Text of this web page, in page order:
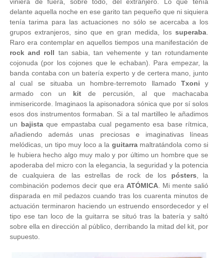
viniera de fuera, sobre todo, del extranjero. Lo que tenía
delante aquella noche en ese garito tan pequeño que ni siquiera
tenía tarima para las actuaciones no sólo se acercaba a los
grupos extranjeros, sino que en gran medida, los superaba.
Raro era contemplar en aquellos tiempos una manifestación de
rock and roll tan sabia, tan vehemente y tan rotundamente
cojonuda (por los cojones que le echaban). Para empezar, la
banda contaba con un batería experto y de certera mano, junto
al cual se situaba un hombre-terremoto llamado Txoni y
armado con un kit de percusión, al que machacaba
inmisericorde. Imaginaos la apisonadora sónica que por sí solos
esos dos instrumentos formaban. Si a tal martilleo le añadimos
un bajista que empastaba cual pegamento esa base rítmica,
añadiendo además unas preciosas e imaginativas líneas
melódicas, un tipo muy loco a la guitarra maltratándola como si
le hubiera hecho algo muy malo y por último un hombre que se
apoderaba del micro con la elegancia, la seguridad y la potencia
de cualquiera de las estrellas de rock de los pósters, la
combinación podemos decir que era ATÓMICA. Mi mente salió
disparada en mil pedazos cuando tras los cuarenta minutos de
actuación terminaron haciendo un estruendo ensordecedor y el
tipo ese tan loco de la guitarra se situó tras la batería y saltó
sobre ella en dirección al público, derribando la mitad del kit, por
supuesto.